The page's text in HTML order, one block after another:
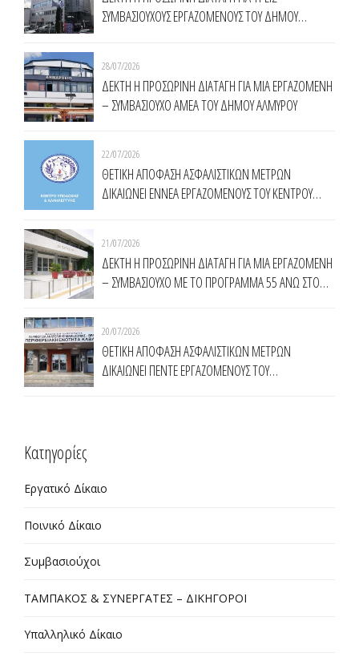
ΣΥΜΒΑΣΙΟΥΧΟΥΣ ΕΡΓΑΖΟΜΕΝΟΥΣ ΤΟΥ ΔΗΜΟΥ
28/07/2026
ΔΕΚΤΗ Η ΠΡΟΣΩΡΙΝΗ ΔΙΑΤΑΓΗ ΓΙΑ ΜΙΑ ΕΡΓΑΖΟΜΕΝΗ
– ΣΥΜΒΑΣΙΟΥΧΟ ΑΜΕΑ ΤΟΥ ΔΗΜΟΥ ΑΛΜΥΡΟΥ
22/07/2026
ΘΕΤΙΚΗ ΑΠΟΦΑΣΗ ΑΣΦΑΛΙΣΤΙΚΩΝ ΜΕΤΡΩΝ
ΔΙΚΑΙΩΝΕΙ ΕΝNΕΑ ΕΡΓΑΖΟΜΕΝΟΥΣ ΤΟΥ ΚΕΝΤΡΟΥ
21/07/2026
ΔΕΚΤΗ Η ΠΡΟΣΩΡΙΝΗ ΔΙΑΤΑΓΗ ΓΙΑ ΜΙΑ ΕΡΓΑΖΟΜΕΝΗ
– ΣΥΜΒΑΣΙΟΥΧΟ ΜΕ ΤΟ ΠΡΟΓΡΑΜΜΑ 55 ΑΝΩ ΣΤΟ
20/07/2026
ΘΕΤΙΚΗ ΑΠΟΦΑΣΗ ΑΣΦΑΛΙΣΤΙΚΩΝ ΜΕΤΡΩΝ
ΔΙΚΑΙΩΝΕΙ ΠΕΝΤΕ ΕΡΓΑΖΟΜΕΝΟΥΣ ΤΟΥ
Kατηγορίες
Εργατικό Δίκαιο
Ποινικό Δίκαιο
Συμβασιούχοι
ΤΑΜΠΑΚΟΣ & ΣΥΝΕΡΓΑΤΕΣ – ΔΙΚΗΓΟΡΟΙ
Υπαλληλικό Δίκαιο